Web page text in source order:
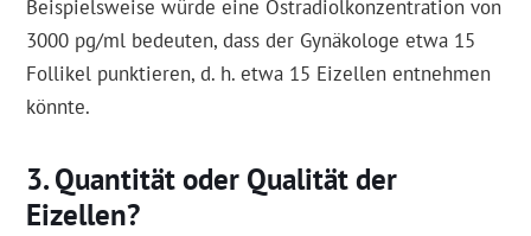
Beispielsweise würde eine Östradiolkonzentration von
3000 pg/ml bedeuten, dass der Gynäkologe etwa 15
Follikel punktieren, d. h. etwa 15 Eizellen entnehmen
könnte.
Quantität oder Qualität der
Eizellen?